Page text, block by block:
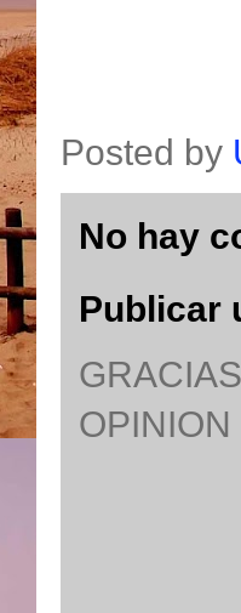
Posted by
No hay
Publicar
OPINION